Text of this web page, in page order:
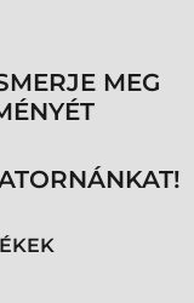
MEG